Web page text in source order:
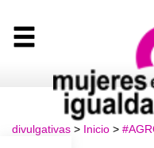
divulgativas > Inicio >